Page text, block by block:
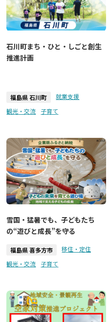
石川町まち・ひと・しごと創生
推進計画
福島県 石川町
就業支援
観光・交流
子育て
雪国・猛暑でも、子どもたち
の“遊びと成長”を守る
福島県 喜多方市
移住・定住
観光・交流
子育て